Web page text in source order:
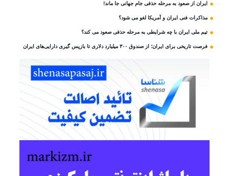
ایران از صعود به مرحله حذفی جام جهانی جا ماند!
مذاکرات فنی ایران و آمریکا لغو می شود؟
تیم ملی ایران با چه شرایطی به مرحله حذفی صعود می کند؟
فرصت تاریخی برای ایران؛ از صندوق ۳۰۰ میلیارد دلاری تا بازپس گیری دارایی‌های ایران